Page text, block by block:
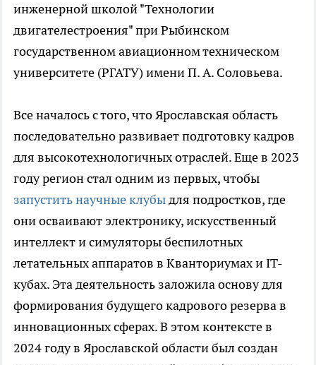
инженерной школой "Технологии
двигателестроения" при Рыбинском
государственном авиационном техническом
университете (РГАТУ) имени П. А. Соловьева.
Все началось с того, что Ярославская область
последовательно развивает подготовку кадров
для высокотехнологичных отраслей. Еще в 2023
году регион стал одним из первых, чтобы
запустить научные клубыдля подростков, где
они осваивают электронику, искусственный
интеллект и симуляторы беспилотных
летательных аппаратов в Кванториумах и IT-
кубах. Эта деятельность заложила основу для
формирования будущего кадрового резерва в
инновационных сферах. В этом контексте в
2024 году в Ярославской области был создан